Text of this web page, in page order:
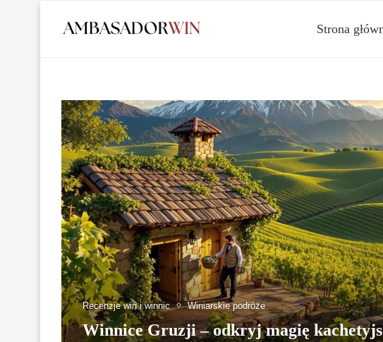
Strona
Recenzje win i winnic Winiarskie podróże
Winnice Gruzji – odkryj magię